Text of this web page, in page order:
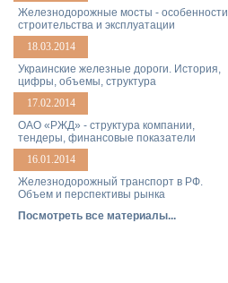
Железнодорожные мосты - особенности
строительства и эксплуатации
18.03.2014
Украинские железные дороги. История,
цифры, объемы, структура
17.02.2014
ОАО «РЖД» - структура компании,
тендеры, финансовые показатели
16.01.2014
Железнодорожный транспорт в РФ.
Объем и перспективы рынка
Посмотреть все материалы...